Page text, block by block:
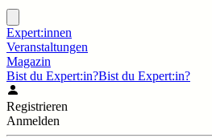
Expert:innen
Veranstaltungen
Magazin
Bist du Expert:in?Bist du Expert:in?
Registrieren
Anmelden